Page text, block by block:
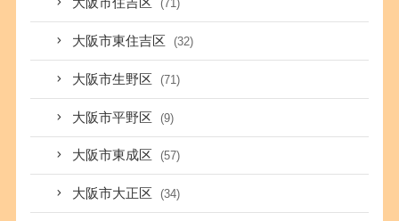
大阪市住吉区 (71)
大阪市東住吉区 (32)
大阪市生野区 (71)
大阪市平野区 (9)
大阪市東成区 (57)
大阪市大正区 (34)